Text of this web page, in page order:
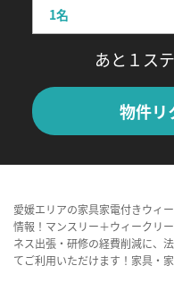
あと１ス
物件リ
愛媛エリアの家具家電付きウィ
情報！マンスリー＋ウィークリ
ネス出張・研修の経費削減に、
てご利用いただけます！家具・